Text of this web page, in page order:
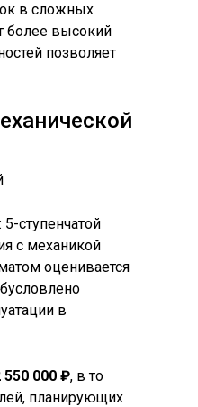
в сложных
более высокий
позволяет
ступенчатой
с механикой
оценивается
в
550 000 ₽, в то
планирующих